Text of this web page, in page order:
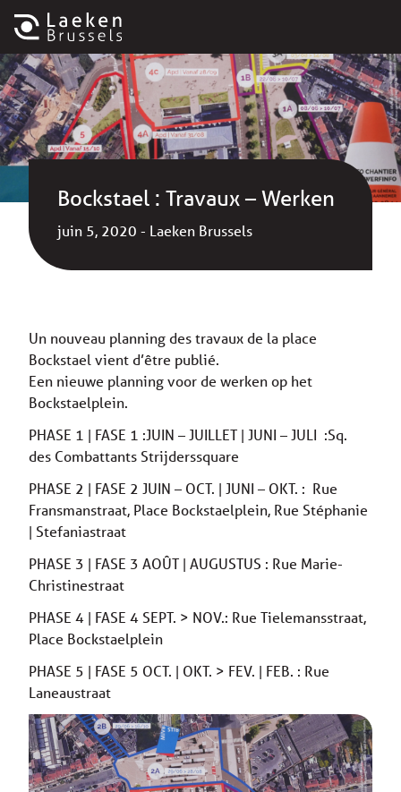
Bockstael : Travaux – Werken
juin 5, 2020 - Laeken Brussels
Un nouveau planning des travaux de la place
Bockstael vient d’être publié.
Een nieuwe planning voor de werken op het
Bockstaelplein.
PHASE 1 | FASE 1 :JUIN – JUILLET | JUNI – JULI :Sq.
des Combattants Strijderssquare
PHASE 2 | FASE 2 JUIN – OCT. | JUNI – OKT. : Rue
Fransmanstraat, Place Bockstaelplein, Rue Stéphanie
| Stefaniastraat
PHASE 3 | FASE 3 AOÛT | AUGUSTUS : Rue Marie-
Christinestraat
PHASE 4 | FASE 4 SEPT. > NOV.: Rue Tielemansstraat,
Place Bockstaelplein
PHASE 5 | FASE 5 OCT. | OKT. > FEV. | FEB. : Rue
Laneaustraat